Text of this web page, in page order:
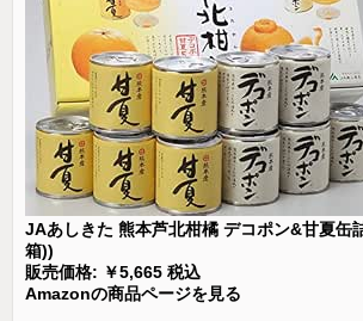
JAあしきた 熊本芦北柑橘 デコポン&甘夏缶
箱))
販売価格: ￥5,665 税込
Amazonの商品ページを見る